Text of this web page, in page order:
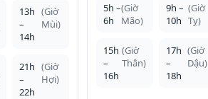
13h
–
14h
(Giờ
Mùi)
21h
–
22h
(Giờ
Hợi)
5h –
6h
(Giờ
Mão)
9h –
10h
(Giờ
Tỵ)
15h
–
16h
(Giờ
Thân)
17h
–
18h
(Giờ
Dậu)